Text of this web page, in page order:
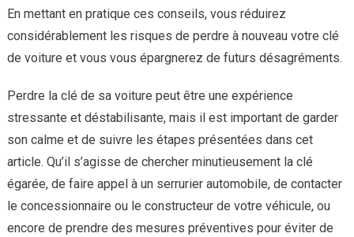
En mettant en pratique ces conseils, vous réduirez
considérablement les risques de perdre à nouveau votre clé
de voiture et vous vous épargnerez de futurs désagréments.
Perdre la clé de sa voiture peut être une expérience
stressante et déstabilisante, mais il est important de garder
son calme et de suivre les étapes présentées dans cet
article. Qu’il s’agisse de chercher minutieusement la clé
égarée, de faire appel à un serrurier automobile, de contacter
le concessionnaire ou le constructeur de votre véhicule, ou
encore de prendre des mesures préventives pour éviter de